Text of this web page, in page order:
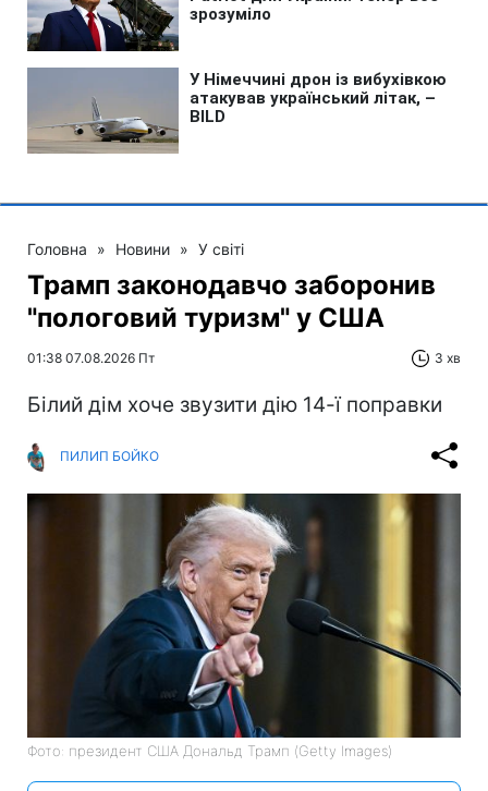
Головна » Новини » У світі
Трамп законодавчо заборонив
"пологовий туризм" у США
01:38 07.08.2026 Пт 3 хв
Білий дім хоче звузити дію 14-ї поправки
ПИЛИП БОЙКО
Фото: президент США Дональд Трамп (Getty Images)